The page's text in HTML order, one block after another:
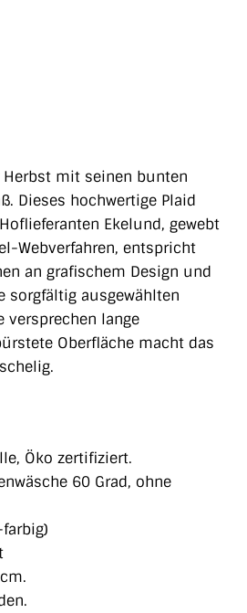
mit seinen bunten
Dieses hochwertige Plaid
Ekelund, gewebt
Webverfahren, entspricht
an grafischem Design und
sorgfältig ausgewählten
versprechen lange
Oberfläche macht das
Öko zertifiziert.
60 Grad, ohne